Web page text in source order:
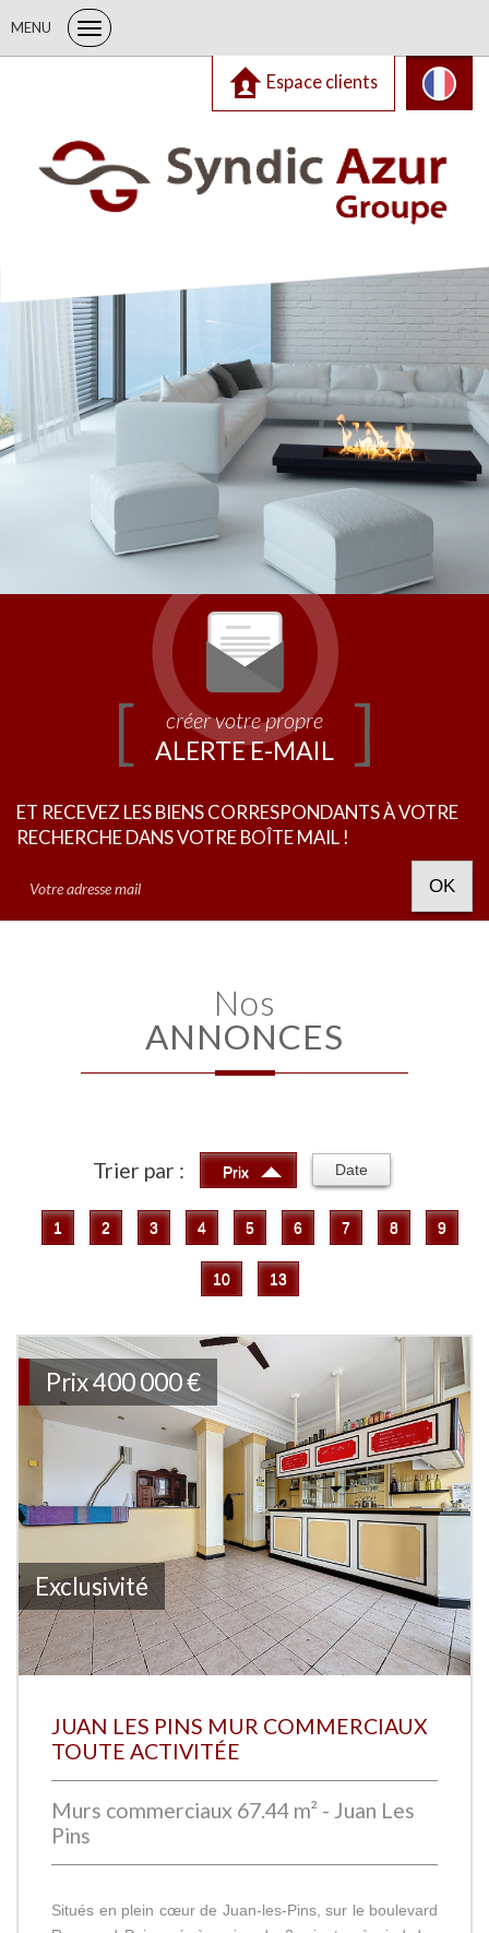
MENU
Espace clients
créer votre propre
ALERTE E-MAIL
ET RECEVEZ LES BIENS CORRESPONDANTS À VOTRE
RECHERCHE DANS VOTRE BOÎTE MAIL !
OK
Nos
ANNONCES
Trier par : Prix Date
1 2 3 4 5 6 7 8 9
10 13
Exclusivité
Prix400 000 €
JUAN LES PINS MUR COMMERCIAUX
TOUTE ACTIVITÉE
Murs commerciaux 67.44 m² - Juan Les
Pins
Situés en plein cœur de Juan-les-Pins, sur le boulevard